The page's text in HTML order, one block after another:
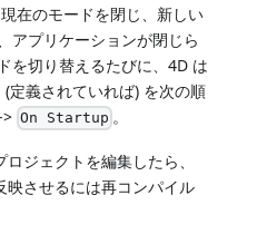
在のモードを閉じ、新しい
アプリケーションが閉じら
を切り替えるたびに、4D は
定義されていれば) を次の順
On Startup 。
ジェクトを編集したら、
映させるには再コンパイル